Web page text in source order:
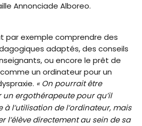
Annonciade Alboreo.
par exemple comprendre des
adaptés, des conseils
ou encore le prêt de
un ordinateur pour un
« On pourrait être
ergothérapeute pour qu’il
à l’utilisation de l’ordinateur, mais
l’élève directement au sein de sa